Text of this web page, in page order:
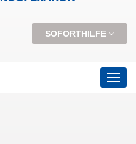
SOFORTHILFE